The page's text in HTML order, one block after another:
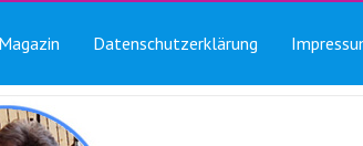
Datenschutzerklärung